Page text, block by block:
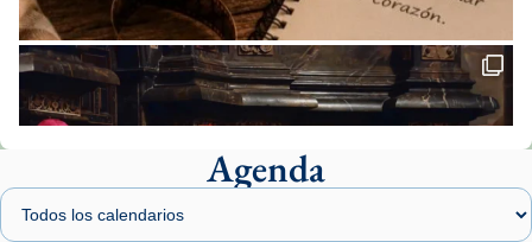
presidit aquest 27 de juliol la missa de Les
Santes de Mataró.
🔗tinyurl.com/cvu5jmbk
📸 J. Merino
Agenda